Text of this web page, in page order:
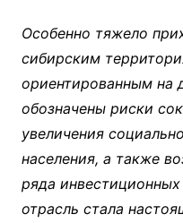
Особенно тяжело
сибирским
ориентированным на
обозначены риски
увеличения
населения, а также
ряда
отрасль стала